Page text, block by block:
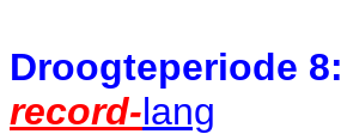
Droogteperiode 8:
record-lang